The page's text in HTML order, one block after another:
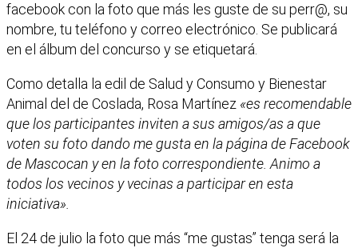
facebook con la foto que más les guste de su perr@, su
nombre, tu teléfono y correo electrónico. Se publicará
en el álbum del concurso y se etiquetará.
Como detalla la edil de Salud y Consumo y Bienestar
Animal del de Coslada, Rosa Martínez «es recomendable
que los participantes inviten a sus amigos/as a que
voten su foto dando me gusta en la página de Facebook
de Mascocan y en la foto correspondiente. Animo a
todos los vecinos y vecinas a participar en esta
iniciativa».
El 24 de julio la foto que más “me gustas” tenga será la